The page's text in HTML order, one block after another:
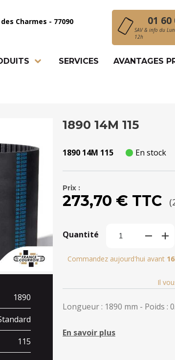
Charmes - 77090
01 60
SAV & info du
12h
SERVICES AVANTAGES
1890
115
1890 14M 115
1890 14M 115 En stock
Prix :
273,70 € TTC
Quantité
Commandez aujourd'hui avant
Il
Longueur : 1890 mm - Poids :
En savoir plus